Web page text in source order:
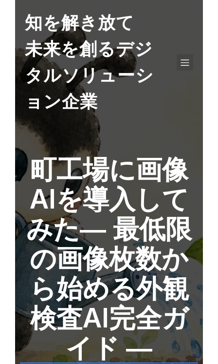
知を解き放て
未来を創るデジ
タルソリューシ
ョン企業
町工場に画像
AIを導入して
みた― 最低限
の画像枚数か
ら始める外観
検査AI完全ガ
イド ―